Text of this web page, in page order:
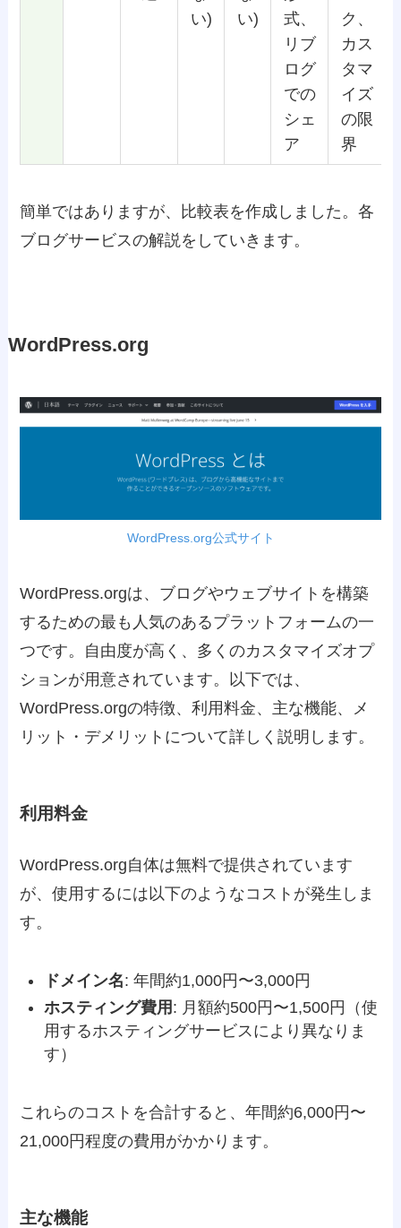
い)
い)
式、
リブ
ログ
での
シェ
ア
ク、
カス
タマ
イズ
の限
界
簡単ではありますが、比較表を作成しました。各
ブログサービスの解説をしていきます。
WordPress.org
WordPress.org公式サイト
WordPress.orgは、ブログやウェブサイトを構築
するための最も人気のあるプラットフォームの一
つです。自由度が高く、多くのカスタマイズオプ
ションが用意されています。以下では、
WordPress.orgの特徴、利用料金、主な機能、メ
リット・デメリットについて詳しく説明します。
利用料金
WordPress.org自体は無料で提供されています
が、使用するには以下のようなコストが発生しま
す。
ドメイン名: 年間約1,000円〜3,000円
ホスティング費用 : 月額約500円〜1,500円（使
用するホスティングサービスにより異なりま
す）
これらのコストを合計すると、年間約6,000円〜
21,000円程度の費用がかかります。
主な機能